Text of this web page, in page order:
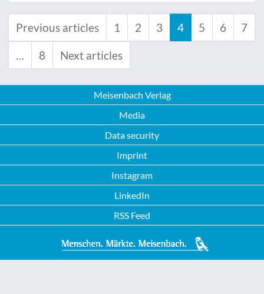
Previous articles 1 2 3 4 5 6 7
… 8 Next articles
Meisenbach Verlag
Media
Data security
Imprint
Instagram
LinkedIn
RSS Feed